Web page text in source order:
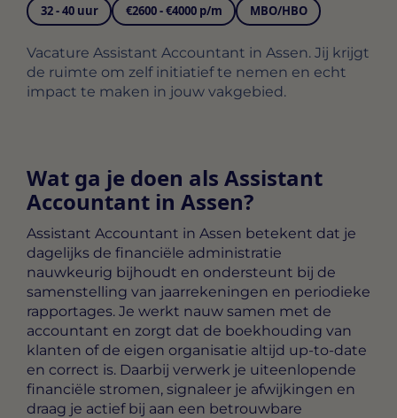
32 - 40 uur €2600 - €4000 p/m MBO/HBO
Vacature Assistant Accountant in Assen. Jij krijgt
de ruimte om zelf initiatief te nemen en echt
impact te maken in jouw vakgebied.
Wat ga je doen als Assistant
Accountant in Assen?
Assistant Accountant in Assen betekent dat je
dagelijks de financiële administratie
nauwkeurig bijhoudt en ondersteunt bij de
samenstelling van jaarrekeningen en periodieke
rapportages. Je werkt nauw samen met de
accountant en zorgt dat de boekhouding van
klanten of de eigen organisatie altijd up-to-date
en correct is. Daarbij verwerk je uiteenlopende
financiële stromen, signaleer je afwijkingen en
draag je actief bij aan een betrouwbare